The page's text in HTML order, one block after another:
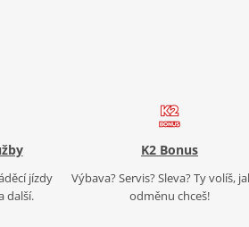
jízdy
další.
K2 Bonus
Výbava? Servis? Sleva? Ty volíš,
odměnu chceš!